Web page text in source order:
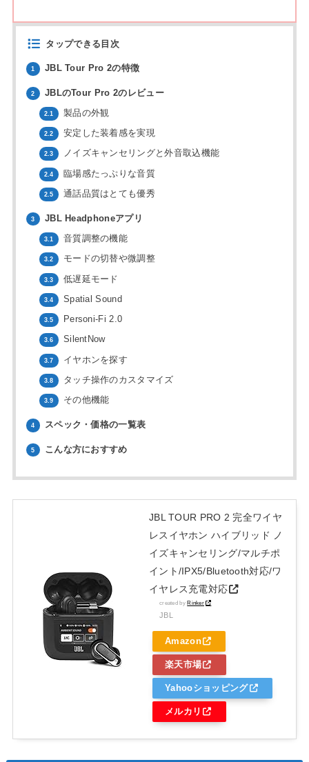
タップできる目次
1 JBL Tour Pro 2の特徴
2 JBLのTour Pro 2のレビュー
2.1 製品の外観
2.2 安定した装着感を実現
2.3 ノイズキャンセリングと外音取込機能
2.4 臨場感たっぷりな音質
2.5 通話品質はとても優秀
3 JBL Headphoneアプリ
3.1 音質調整の機能
3.2 モードの切替や微調整
3.3 低遅延モード
3.4 Spatial Sound
3.5 Personi-Fi 2.0
3.6 SilentNow
3.7 イヤホンを探す
3.8 タッチ操作のカスタマイズ
3.9 その他機能
4 スペック・価格の一覧表
5 こんな方におすすめ
JBL TOUR PRO 2 完全ワイヤ
レスイヤホン ハイブリッド ノ
イズキャンセリング/マルチポ
イント/IPX5/Bluetooth対応/ワ
イヤレス充電対応
created byRinker
JBL
Amazon
楽天市場
Yahooショッピング
メルカリ